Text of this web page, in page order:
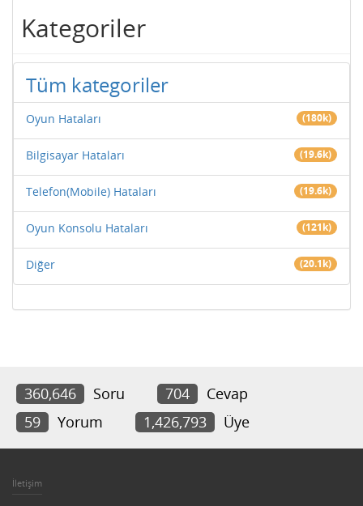
Kategoriler
Tüm kategoriler
Oyun Hataları (180k)
Bilgisayar Hataları (19.6k)
Telefon(Mobile) Hataları (19.6k)
Oyun Konsolu Hataları (121k)
Diğer (20.1k)
360,646 Soru 704
Cevap
59
Yorum 1,426,793 Üye
İletişim